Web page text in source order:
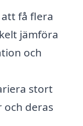
få flera
jämföra
och
stort
deras